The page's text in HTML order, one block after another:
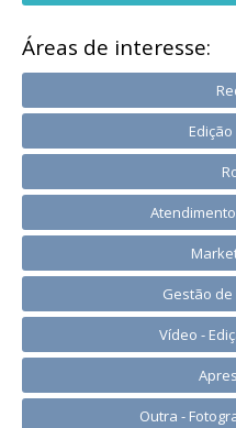
Áreas de interesse:
Gestão de
Vídeo -
Outra -